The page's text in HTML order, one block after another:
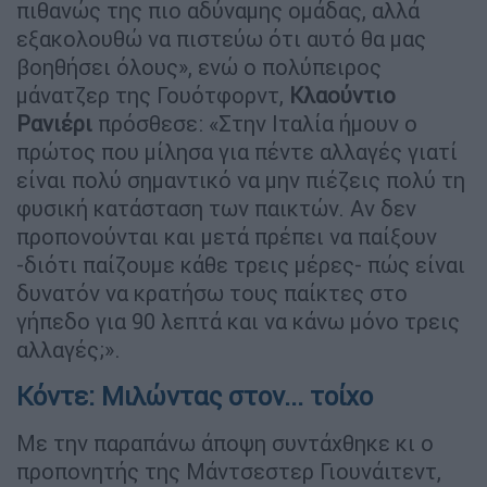
πιθανώς της πιο αδύναμης ομάδας, αλλά
εξακολουθώ να πιστεύω ότι αυτό θα μας
βοηθήσει όλους», ενώ ο πολύπειρος
μάνατζερ της Γουότφορντ, Κλαούντιο
Ρανιέρι πρόσθεσε: «Στην Ιταλία ήμουν ο
πρώτος που μίλησα για πέντε αλλαγές γιατί
είναι πολύ σημαντικό να μην πιέζεις πολύ τη
φυσική κατάσταση των παικτών. Αν δεν
προπονούνται και μετά πρέπει να παίξουν
-διότι παίζουμε κάθε τρεις μέρες- πώς είναι
δυνατόν να κρατήσω τους παίκτες στο
γήπεδο για 90 λεπτά και να κάνω μόνο τρεις
αλλαγές;».
Κόντε: Μιλώντας στον... τοίχο
Με την παραπάνω άποψη συντάχθηκε κι ο
προπονητής της Μάντσεστερ Γιουνάιτεντ,